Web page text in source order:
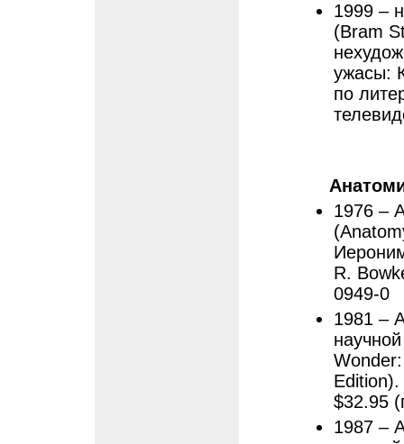
1999 –
(Bram
ужасы:
по
1976 –
R.
0949-0
1981 –
$32.95
1987 –